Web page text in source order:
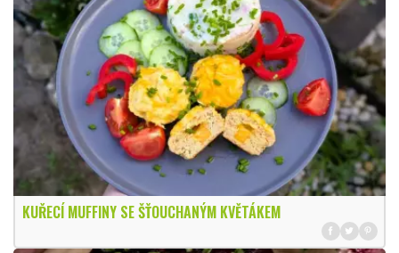
KUŘECÍ MUFFINY SE ŠŤOUCHANÝM KVĚTÁKEM